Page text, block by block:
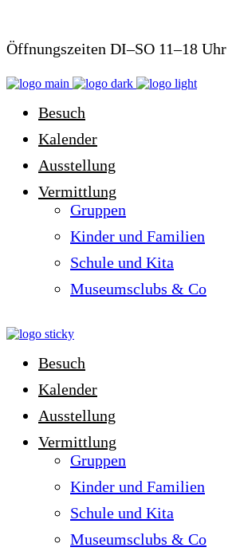
Öffnungszeiten DI–SO 11–18 Uhr
Besuch
Kalender
Ausstellung
Vermittlung
Gruppen
Kinder und Familien
Schule und Kita
Museumsclubs & Co
Besuch
Kalender
Ausstellung
Vermittlung
Gruppen
Kinder und Familien
Schule und Kita
Museumsclubs & Co